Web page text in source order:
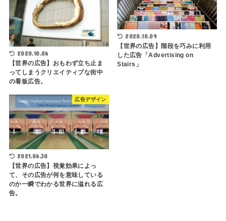
2020.10.06
【世界の広告】おもわず立ち止ま
ってしまうクリエイティブな街中
の看板広告。
2020.10.09
【世界の広告】階段を巧みに利用
した広告「Advertising on
Stairs」
広告デザイン
2021.06.30
【世界の広告】視覚効果によっ
て、その広告が何を意味している
のか一瞬でわかる世界に溢れる広
告。